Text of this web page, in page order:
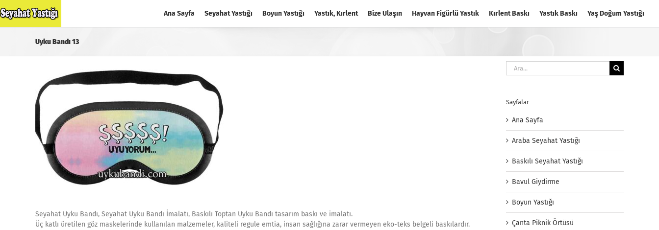
to
content
Ana Sayfa Seyahat Yastığı Boyun Yastığı Yastık, Kırlent Bize Ulaşın Hayvan Figürlü Yastık Kırlent Baskı Yastık Baskı Yaş Doğum Yastığı
Uyku Bandı 13
Seyahat Uyku Bandı, Seyahat Uyku Bandı İmalatı, Baskılı Toptan Uyku Bandı tasarım baskı ve imalatı.
Üç katlı üretilen göz maskelerinde kullanılan malzemeler, kaliteli regule emtia, insan sağlığına zarar vermeyen eko-teks belgeli baskılardır.
Ara:
Sayfalar
Ana Sayfa
Araba Seyahat Yastığı
Baskılı Seyahat Yastığı
Bavul Giydirme
Boyun Yastığı
Çanta Piknik Örtüsü